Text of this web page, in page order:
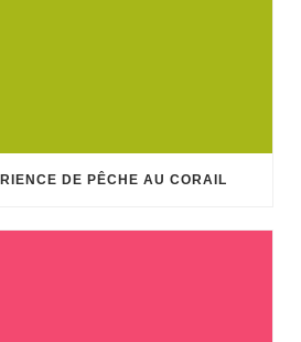
DE PÊCHE AU CORAIL